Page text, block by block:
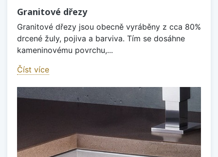
Granitové dřezy
Granitové dřezy jsou obecně vyráběny z cca 80%
drcené žuly, pojiva a barviva. Tím se dosáhne
kameninovému povrchu,...
Číst více